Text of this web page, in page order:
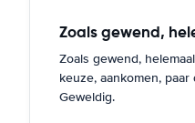
Zoals gewend,
Zoals gewend,
keuze, aankomen,
Geweldig.